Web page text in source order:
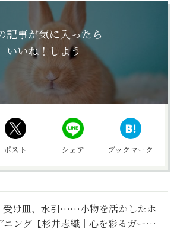
記事が気に入ったら
いいね！しよう
ポスト シェア ブックマーク
受け皿、水引……小物を活かしたホ
ニング【杉井志織｜心を彩るガーデ